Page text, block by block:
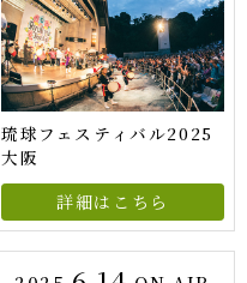
琉球フェスティバル2025
大阪
詳細はこちら